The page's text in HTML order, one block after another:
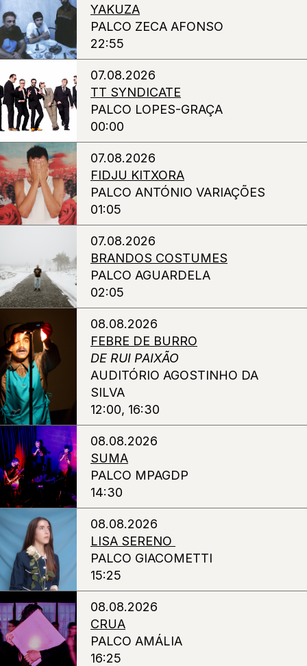
YAKUZA
PALCO ZECA AFONSO
22:55
07.08.2026
TT SYNDICATE
PALCO LOPES-GRAÇA
00:00
07.08.2026
FIDJU KITXORA
PALCO ANTÓNIO VARIAÇÕES
01:05
07.08.2026
BRANDOS COSTUMES
PALCO AGUARDELA
02:05
08.08.2026
FEBRE DE BURRO
DE RUI PAIXÃO
AUDITÓRIO AGOSTINHO DA
SILVA
12:00, 16:30
08.08.2026
SUMA
PALCO MPAGDP
14:30
08.08.2026
LISA SERENO
PALCO GIACOMETTI
15:25
08.08.2026
CRUA
PALCO AMÁLIA
16:25